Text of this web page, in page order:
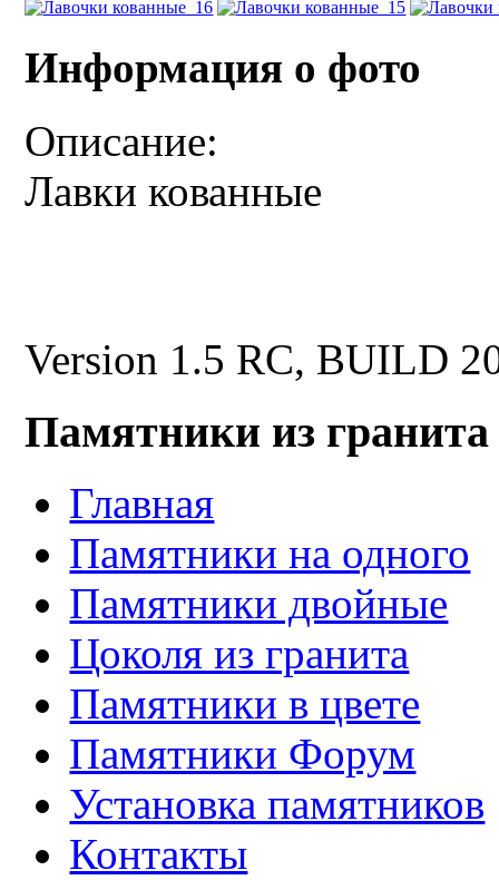
Информация о фото
Описание:
Лавки кованные
Version 1.5 RC, BUILD
Памятники из гранита
Главная
Памятники на одного
Памятники двойные
Цоколя из гранита
Памятники в цвете
Памятники Форум
Установка памятников
Контакты